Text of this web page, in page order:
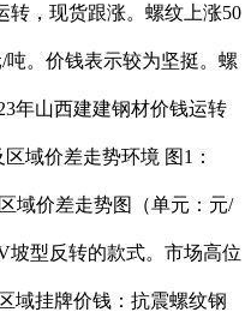
转，现货跟涨。螺纹上涨50
吨。价钱表示较为坚挺。螺
年山西建建钢材价钱运转
域价差走势环境 图1：
域价差走势图（单元：元/
坡型反转的款式。市场高位
域挂牌价钱：抗震螺纹钢